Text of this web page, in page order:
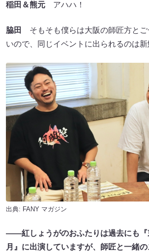
稲田＆熊元 アハハ！
脇田
そもそも僕らは大阪の師匠方とご
いので、同じイベントに出られるのは新
出典: FANY マガジン
――紅しょうがのおふたりは過去にも『
月』に出演していますが、師匠と一緒